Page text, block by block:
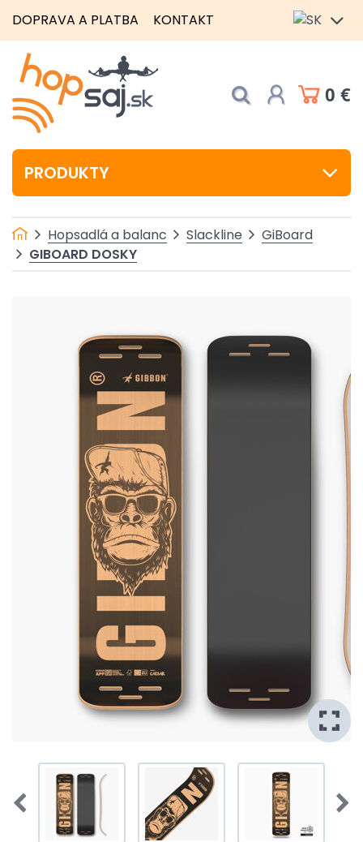
DOPRAVA A PLATBA KONTAKT
0 €
PRODUKTY
Hopsadlá a balanc Slackline
GiBoard
GIBOARD DOSKY